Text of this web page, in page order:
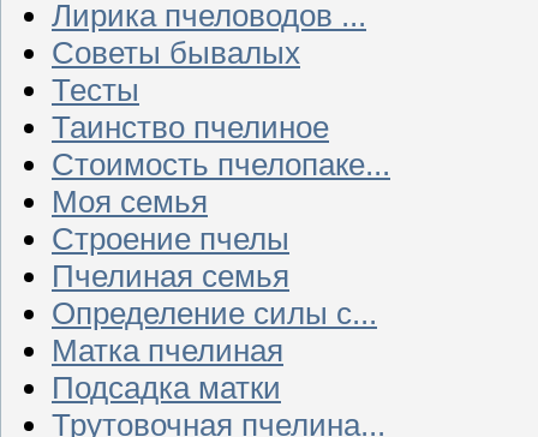
Лирика пчеловодов ...
Советы бывалых
Тесты
Таинство пчелиное
Стоимость пчелопаке...
Моя семья
Строение пчелы
Пчелиная семья
Определение силы с...
Матка пчелиная
Подсадка матки
Трутовочная пчелина...